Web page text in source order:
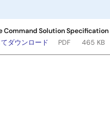
Command Solution Specification
ダウンロード
PDF 465 KB